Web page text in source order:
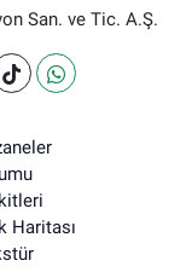
San. ve Tic. A.Ş.
Haritası